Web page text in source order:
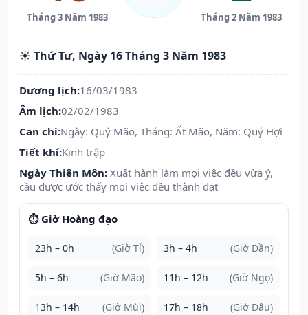
Tháng 3 Năm 1983 Tháng 2 Năm 1983
☀️ Thứ Tư, Ngày 16 Tháng 3 Năm 1983
Dương lịch:16/03/1983
Âm lịch:02/02/1983
Can chi:Ngày: Quý Mão, Tháng: Ất Mão, Năm: Quý Hợi
Tiết khí:Kinh trập
Ngày Thiên Môn: Xuất hành làm mọi việc đều vừa ý,
cầu được ước thấy mọi việc đều thành đạt
⏱️ Giờ Hoàng đạo
23h – 0h (Giờ Tí) 3h – 4h (Giờ Dần)
5h – 6h (Giờ Mão) 11h – 12h (Giờ Ngọ)
13h – 14h (Giờ Mùi) 17h – 18h (Giờ Dậu)